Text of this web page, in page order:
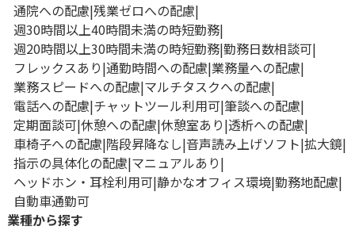
通院への配慮 残業ゼロへの配慮
週30時間以上40時間未満の時短勤務
週20時間以上30時間未満の時短勤務 勤務日数相談可
フレックスあり 通勤時間への配慮 業務量への配慮
業務スピードへの配慮 マルチタスクへの配慮
電話への配慮 チャットツール利用可 筆談への配慮
定期面談可 休憩への配慮 休憩室あり 透析への配慮
車椅子への配慮 階段昇降なし 音声読み上げソフト 拡大鏡
指示の具体化の配慮 マニュアルあり
ヘッドホン・耳栓利用可 静かなオフィス環境 勤務地配慮
自動車通勤可
業種から探す